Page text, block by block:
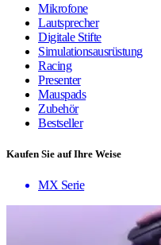
Mikrofone
Lautsprecher
Digitale Stifte
Simulationsausrüstung
Racing
Presenter
Mauspads
Zubehör
Bestseller
Kaufen Sie auf Ihre Weise
MX Serie